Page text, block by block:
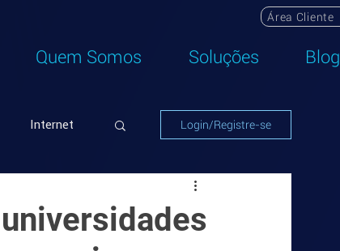
Área Cliente
Quem Somos Soluções Blog
Internet Login/Registre-se